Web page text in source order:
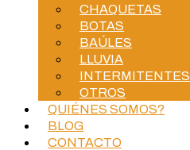
CHAQUETAS
BOTAS
BAÚLES
LLUVIA
INTERMITENTES
OTROS
QUIÉNES SOMOS?
BLOG
CONTACTO